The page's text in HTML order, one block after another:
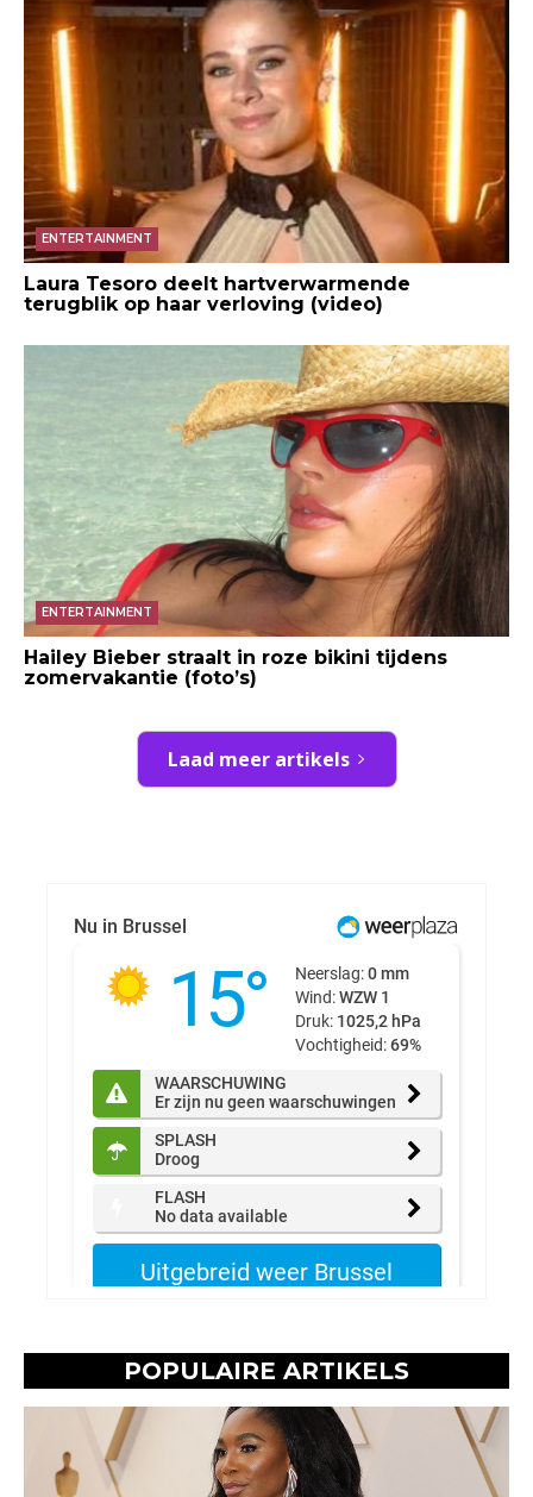
ENTERTAINMENT
Laura Tesoro deelt hartverwarmende
terugblik op haar verloving (video)
ENTERTAINMENT
Hailey Bieber straalt in roze bikini tijdens
zomervakantie (foto’s)
Laad meer artikels
POPULAIRE ARTIKELS